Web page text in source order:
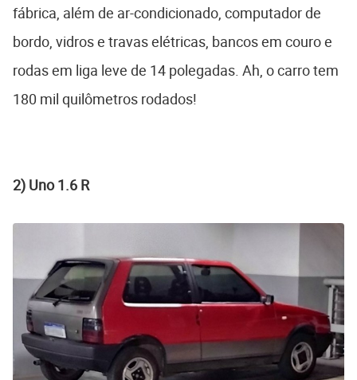
fábrica, além de ar-condicionado, computador de
bordo, vidros e travas elétricas, bancos em couro e
rodas em liga leve de 14 polegadas. Ah, o carro tem
180 mil quilômetros rodados!
2) Uno 1.6 R